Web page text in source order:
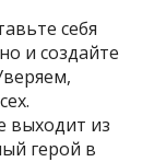
себя
и создайте
выходит из
герой в